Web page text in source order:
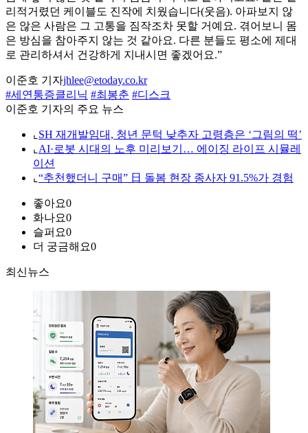
리적거렸던 케이블도 진작에 치웠습니다(웃음). 아파보지 않
은 않은 사람은 그 고통을 짐작조차 못할 거예요. 겪어보니 몸
은 방심을 참아주지 않는 것 같아요. 다른 분들도 평소에 제대
로 관리하셔서 건강하게 지내시면 좋겠어요.”
이준호 기자jhlee@etoday.co.kr
#세연통증클리닉 #최봉춘 #디스크
이준호 기자의 주요 뉴스
⌞ SH 재개발임대, 청년 문턱 낮추자 고령층은 ‘그림의 떡’
⌞ AI·로봇 시대의 노후 미리보기… 에이징 라이프 시뮬레
이션
⌞ “추천했더니 구매” 日 돌봄 현장 종사자 91.5%가 경험
좋아요0
화나요0
슬퍼요0
더 궁금해요0
최신뉴스